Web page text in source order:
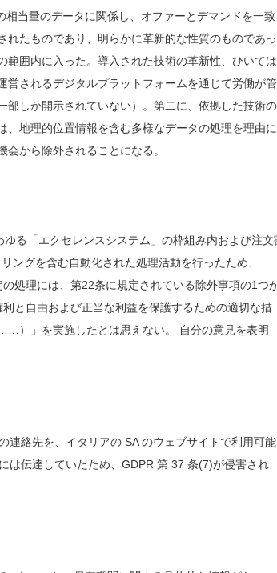
当量のデータに関係し、オファーとデマンドを一致
たものであり、明らかに革新的な性質のものであ
囲内に入った。導入された技術の革新性、ひいて
されるデジタルプラットフォームを通じて労働が
しか開示されていない）。第二に、依拠した技術
地理的位置情報を含む多様なデータの処理を理由
から除外されることになる。
る「エクセレンスシステム」の枠組み内および注文
ングを含む自動化された処理活動を行ったため、
処理には、第22条に規定されている除外事項の1つ
と自由および正当な利益を保護するための適切な措
）」を実施したとは思えない。 自分の意見を表明
絡先を、イタリアの SA のウェブサイトで利用可
は伝達していたため、GDPR 第 37 条(7)が侵害され